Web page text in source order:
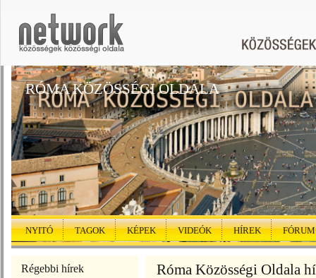
RÓMA KÖZÖSSÉGI OLDALA
NYITÓ TAGOK KÉPEK VIDEÓK HÍREK FÓRUM
Régebbi hírek Róma Közösségi Oldala